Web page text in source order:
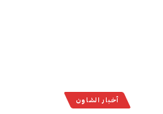
أخبار الشاون